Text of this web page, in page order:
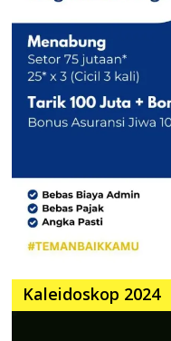
Kaleidoskop 2024